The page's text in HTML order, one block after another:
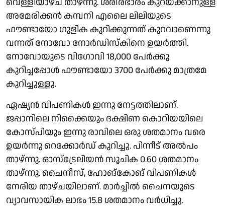
അമേരിക്കന്‍ കമ്പനി എലൈ ലിലിയുടെ
ഫൗണ്ടായോ ഗുളിക കുറിക്കുന്നത് കുറവാണെന്നു
വന്നത് നോവോ നോര്‍ഡിസ്‌കിനെ ഉയര്‍ത്തി.
നോവോയുടെ വിഗോവി 18,000 പേര്‍ക്കു
കുറിച്ചപ്പോള്‍ ഫൗണ്ടായോ 3700 പേര്‍ക്കു മാത്രമേ
കുറിച്ചുള്ളു.
ഏഷ്യന്‍ വിപണികള്‍ ഇന്നു നേട്ടത്തിലാണ്.
ജപ്പാനിലെ നിക്കൈയും ദക്ഷിണ കൊറിയയിലെ
കോസ്പിയും ഇന്നു രാവിലെ ഒരു ശതമാനം വരെ
ഉയര്‍ന്നു റെക്കോര്‍ഡ് കുറിച്ചു. പിന്നീട് അല്‍പം
താഴ്ന്നു. ഓസ്‌ട്രേലിയന്‍ സൂചിക 0.60 ശതമാനം
താഴ്ന്നു. ചൈനീസ്, ഹോങ്‌കോങ് വിപണികള്‍
നേരിയ താഴ്ചയിലാണ്. മാര്‍ച്ചില്‍ ചൈനയുടെ
വ്യാവസായിക ലാഭം 15.8 ശതമാനം വര്‍ധിച്ചു.